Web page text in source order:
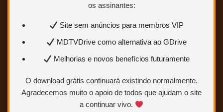
os assinantes:
Site sem anúncios para membros VIP
MDTVDrive como alternativa ao GDrive
Melhorias e novos benefícios futuramente
O download grátis continuará existindo normalmente.
Agradecemos muito o apoio de todos que ajudam o site
a continuar vivo.